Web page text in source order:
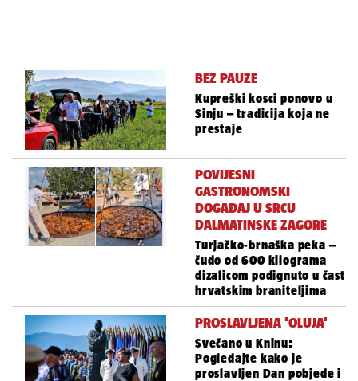
BEZ PAUZE
Kupreški kosci ponovo u
Sinju – tradicija koja ne
prestaje
POVIJESNI
GASTRONOMSKI
DOGAĐAJ U SRCU
DALMATINSKE ZAGORE
Turjačko-brnaška peka –
čudo od 600 kilograma
dizalicom podignuto u čast
hrvatskim braniteljima
PROSLAVLJENA 'OLUJA'
Svečano u Kninu:
Pogledajte kako je
proslavljen Dan pobjede i